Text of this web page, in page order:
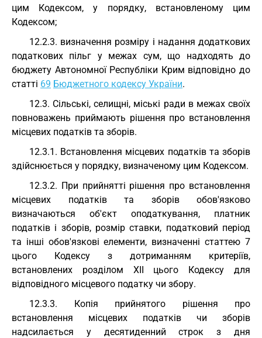
цим Кодексом, у порядку, встановленому цим
Кодексом;
12.2.3. визначення розміру і надання додаткових
податкових пільг у межах сум, що надходять до
бюджету Автономної Республіки Крим відповідно до
статті 69 Бюджетного кодексу України.
12.3. Сільські, селищні, міські ради в межах своїх
повноважень приймають рішення про встановлення
місцевих податків та зборів.
12.3.1. Встановлення місцевих податків та зборів
здійснюється у порядку, визначеному цим Кодексом.
12.3.2. При прийнятті рішення про встановлення
місцевих податків та зборів обов'язково
визначаються об'єкт оподаткування, платник
податків і зборів, розмір ставки, податковий період
та інші обов'язкові елементи, визначенні статтею 7
цього Кодексу з дотриманням критеріїв,
встановлених розділом XII цього Кодексу для
відповідного місцевого податку чи збору.
12.3.3. Копія прийнятого рішення про
встановлення місцевих податків чи зборів
надсилається у десятиденний строк з дня